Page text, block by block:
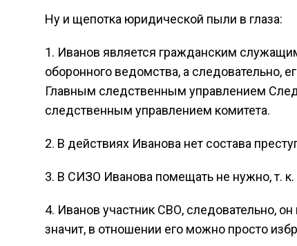
Ну и щепотка юридической пыли в глаза:
1. Иванов является гражданским
оборонного ведомства, а следовательно,
Главным следственным управлением
следственным управлением комитета.
2. В действиях Иванова нет состава
3. В СИЗО Иванова помещать не нужно, т.
4. Иванов участник СВО, следовательно,
значит, в отношении его можно просто